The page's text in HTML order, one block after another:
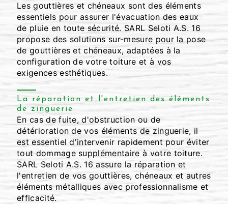
Les gouttières et chéneaux sont des éléments
essentiels pour assurer l'évacuation des eaux
de pluie en toute sécurité. SARL Seloti A.S. 16
propose des solutions sur-mesure pour la pose
de gouttières et chéneaux, adaptées à la
configuration de votre toiture et à vos
exigences esthétiques.
La réparation et l'entretien des éléments
de zinguerie
En cas de fuite, d'obstruction ou de
détérioration de vos éléments de zinguerie, il
est essentiel d'intervenir rapidement pour éviter
tout dommage supplémentaire à votre toiture.
SARL Seloti A.S. 16 assure la réparation et
l'entretien de vos gouttières, chéneaux et autres
éléments métalliques avec professionnalisme et
efficacité.